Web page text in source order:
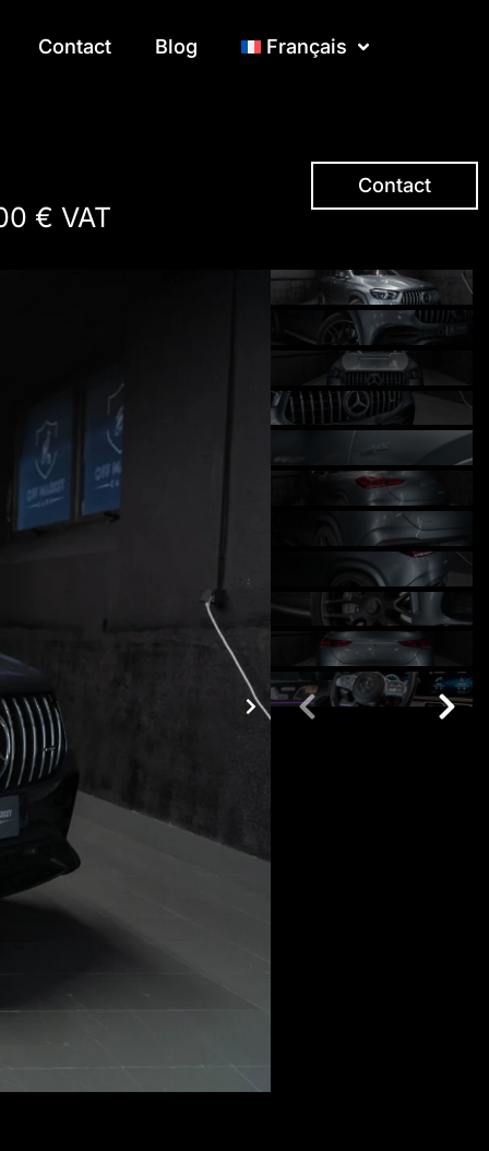
Contact Blog Français
Contact Blog Français
€ VAT
Contact